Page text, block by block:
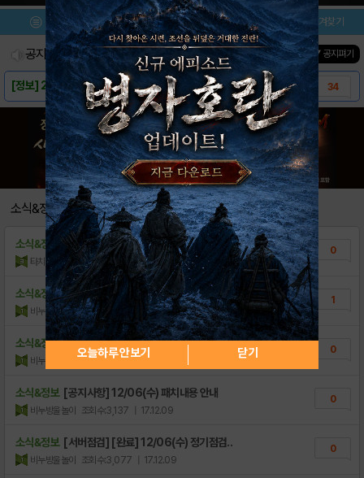
메뉴 이벤트/미션 설치/평가 즐겨찾기
공지사항 진행중인 이벤트0건 ▼ 공지펴기
[정보] 2017.06 차일드 최신등급표(등급.. 34
[등급표] 차일드 등급표 (데차/데스티니차일드.. 33
[집중탐구] 아리아: 빠른 드라이브를 노린다!..
[정보] 파티 구성법과 스테이지별 공략(+순위..
[팁] 6성 올릴 때 어느 것을 먼저 올려야 ..
소식&정보
소식&정보 데스티니차일드 게임다운로드 링크 달아놔요!
타치바나마리카GG8G 조회수:1,910 | 19.10.11
0
소식&정보 [이벤트] 지금 환생관에서 소혼술하면 마일리지..
비누방울놀이 조회수:4,382 | 17.12.09
1
소식&정보 [서버점검] 12/13(수) 정기점검 안내
비누방울놀이 조회수:3,318 | 17.12.09
0
소식&정보 [공지사항] 12/06(수) 패치내용 안내
비누방울놀이 조회수:3,137 | 17.12.09
0
소식&정보 [서버점검] [완료] 12/06(수) 정기점검..
비누방울놀이 조회수:3,077 | 17.12.09
0
오늘하루 안보기 닫기